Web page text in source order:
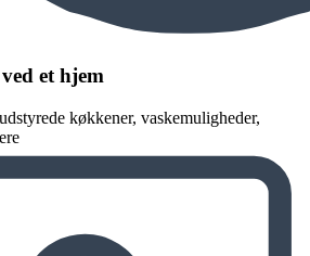
et hjem
køkkener, vaskemuligheder,